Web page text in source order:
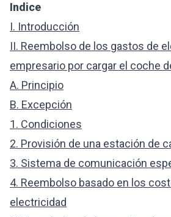
Indice
I. Introducción
II. Reembolso de los gastos de
empresario por cargar el coche
A. Principio
B. Excepción
1. Condiciones
2. Provisión de una estación de
3. Sistema de comunicación
4. Reembolso basado en los
electricidad